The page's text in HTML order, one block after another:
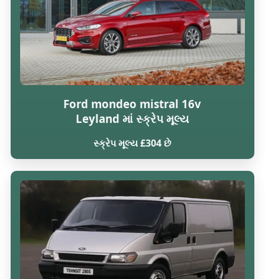
Ford mondeo mistral 16v
Leyland માં સ્ક્રેપ મૂલ્ય
સ્ક્રેપ મૂલ્ય £304 છે